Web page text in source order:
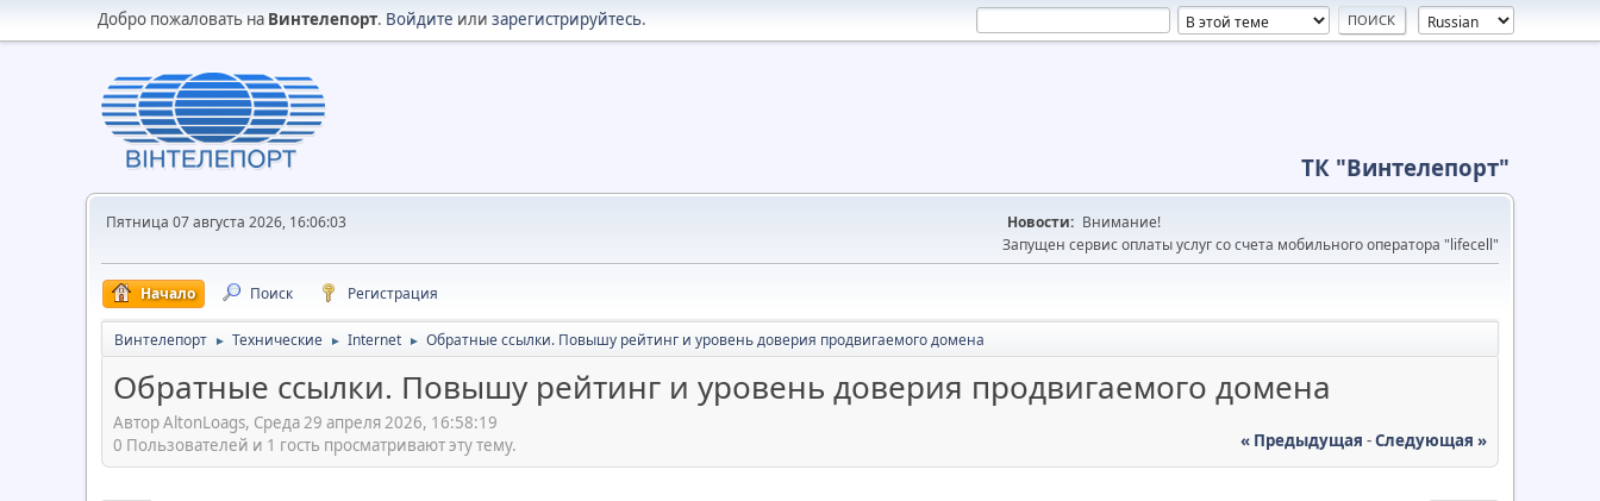
Добро пожаловать на Винтелепорт. Войдите или зарегистрируйтесь.
ТК "Винтелепорт"
Пятница 07 августа 2026, 16:06:03 Новости: Внимание!
Запущен сервис оплаты услуг со счета мобильного оператора "lifecell"
Начало Поиск Регистрация
Винтелепорт ► Технические ► Internet ► Обратные ссылки. Повышу рейтинг и уровень доверия продвигаемого домена
Обратные ссылки. Повышу рейтинг и уровень доверия продвигаемого домена
Автор AltonLoags, Среда 29 апреля 2026, 16:58:19
« Предыдущая -Следующая »
0 Пользователей и 1 гость просматривают эту тему.